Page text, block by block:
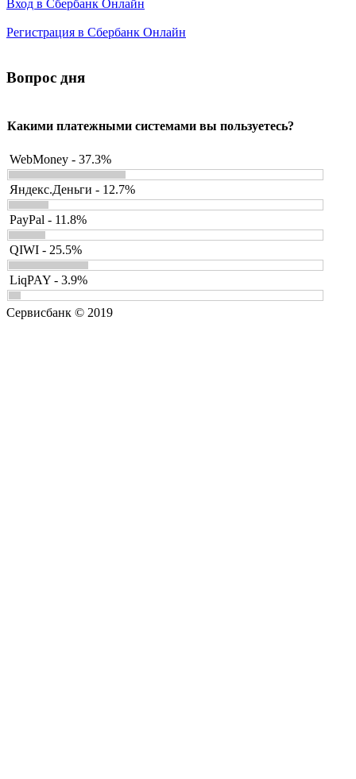
Вход в Сбербанк Онлайн
Регистрация в Сбербанк Онлайн
Вопрос дня
Какими платежными системами вы пользуетесь?
WebMoney - 37.3%
Яндекс.Деньги - 12.7%
PayPal - 11.8%
QIWI - 25.5%
LiqPAY - 3.9%
Сервисбанк © 2019